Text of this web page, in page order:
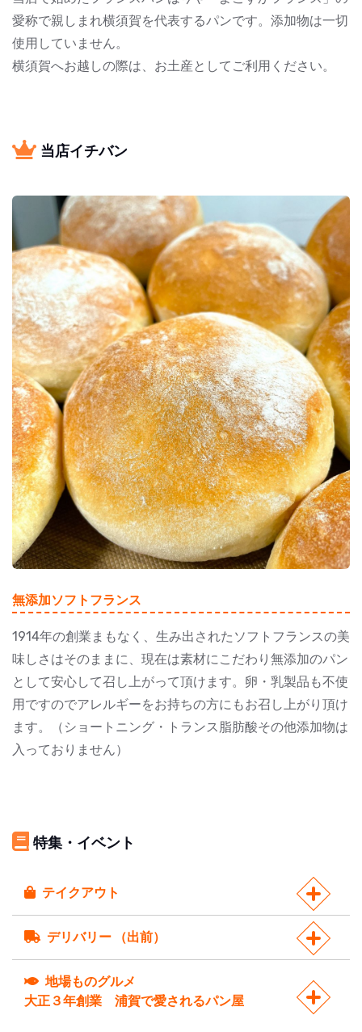
愛称で親しまれ横須賀を代表するパンです。添加物は一切
使用していません。
横須賀へお越しの際は、お土産としてご利用ください。
当店イチバン
無添加ソフトフランス
1914年の創業まもなく、生み出されたソフトフランスの美
味しさはそのままに、現在は素材にこだわり無添加のパン
として安心して召し上がって頂けます。卵・乳製品も不使
用ですのでアレルギーをお持ちの方にもお召し上がり頂け
ます。（ショートニング・トランス脂肪酸その他添加物は
入っておりません）
特集・イベント
テイクアウト
デリバリー （出前）
地場ものグルメ
大正３年創業 浦賀で愛されるパン屋